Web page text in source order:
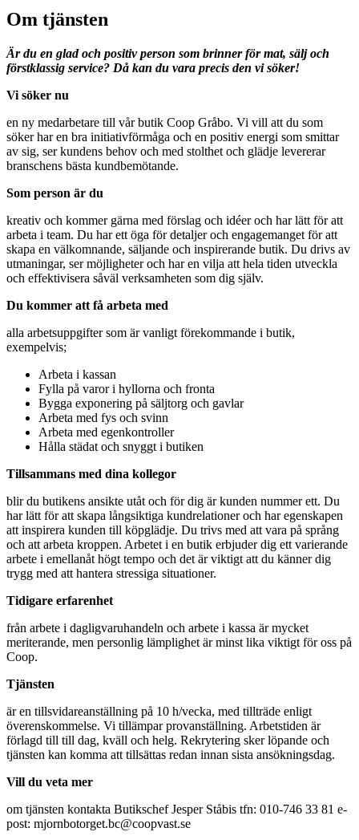
Om tjänsten
Är du en glad och positiv person som brinner för mat, sälj och
förstklassig service? Då kan du vara precis den vi söker!
Vi söker nu
en ny medarbetare till vår butik Coop Gråbo. Vi vill att du som
söker har en bra initiativförmåga och en positiv energi som smittar
av sig, ser kundens behov och med stolthet och glädje levererar
branschens bästa kundbemötande.
Som person är du
kreativ och kommer gärna med förslag och idéer och har lätt för att
arbeta i team. Du har ett öga för detaljer och engagemanget för att
skapa en välkomnande, säljande och inspirerande butik. Du drivs av
utmaningar, ser möjligheter och har en vilja att hela tiden utveckla
och effektivisera såväl verksamheten som dig själv.
Du kommer att få arbeta med
alla arbetsuppgifter som är vanligt förekommande i butik,
exempelvis;
Arbeta i kassan
Fylla på varor i hyllorna och fronta
Bygga exponering på säljtorg och gavlar
Arbeta med fys och svinn
Arbeta med egenkontroller
Hålla städat och snyggt i butiken
Tillsammans med dina kollegor
blir du butikens ansikte utåt och för dig är kunden nummer ett. Du
har lätt för att skapa långsiktiga kundrelationer och har egenskapen
att inspirera kunden till köpglädje. Du trivs med att vara på språng
och att arbeta kroppen. Arbetet i en butik erbjuder dig ett varierande
arbete i emellanåt högt tempo och det är viktigt att du känner dig
trygg med att hantera stressiga situationer.
Tidigare erfarenhet
från arbete i dagligvaruhandeln och arbete i kassa är mycket
meriterande, men personlig lämplighet är minst lika viktigt för oss på
Coop.
Tjänsten
är en tillsvidareanställning på 10 h/vecka, med tillträde enligt
överenskommelse. Vi tillämpar provanställning. Arbetstiden är
förlagd till till dag, kväll och helg. Rekrytering sker löpande och
tjänsten kan komma att tillsättas redan innan sista ansökningsdag.
Vill du veta mer
om tjänsten kontakta Butikschef Jesper Ståbis tfn: 010-746 33 81 e-
post: mjornbotorget.bc@coopvast.se